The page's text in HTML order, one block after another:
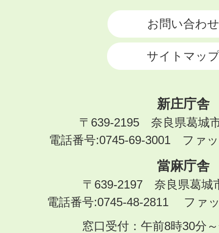
お問い合わせ
サイトマッ
新庄庁舎
〒639-2195 奈良県葛城
電話番号:0745-69-3001 ファ
當麻庁舎
〒639-2197 奈良県葛城
電話番号:0745-48-2811 ファ
窓口受付：午前8時30分